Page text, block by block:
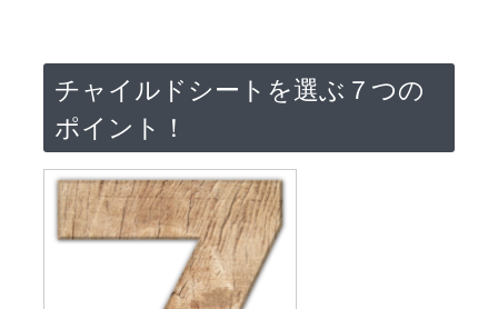
チャイルドシートを選ぶ７つの
ポイント！